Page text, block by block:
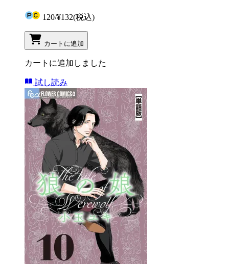
120/¥132(税込)
カートに追加
カートに追加しました
試し読み